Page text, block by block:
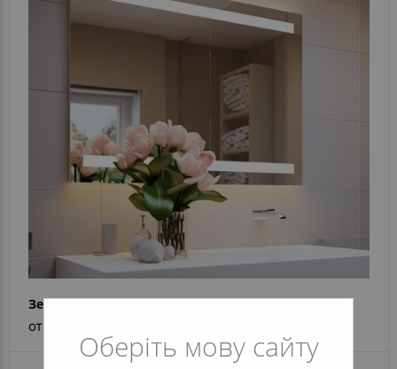
Оберіть мову сайту
Зеркало Natalina
от 4 699 грн